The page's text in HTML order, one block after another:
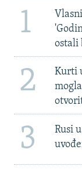
1
ostali
2
Kurti
3
Rusi